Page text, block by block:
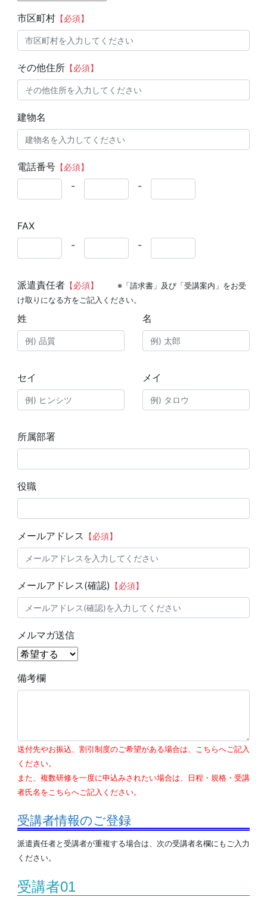
市区町村【必須】
その他住所【必須】
建物名
電話番号【必須】
- -
FAX
-
-
派遣責任者【必須】
※「請求書」及び「受講案内」をお受
け取りになる方をご記入ください。
姓 名
セイ メイ
所属部署
役職
メールアドレス 【必須】
メールアドレス(確認) 【必須】
メルマガ送信
備考欄
送付先やお振込、割引制度のご希望がある場合は、こちらへご記入
ください。
また、複数研修を一度に申込みされたい場合は、日程・規格・受講
者氏名をこちらへご記入ください。
受講者情報のご登録
派遣責任者と受講者が重複する場合は、次の受講者名欄にもご入力
ください。
受講者01